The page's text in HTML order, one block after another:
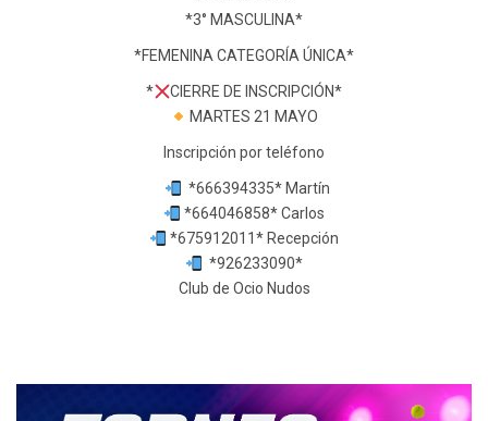
*3° MASCULINA*
*FEMENINA CATEGORÍA ÚNICA*
*
CIERRE DE INSCRIPCIÓN*
MARTES 21 MAYO
Inscripción por teléfono
*666394335* Martín
*664046858* Carlos
*675912011* Recepción
*926233090*
Club de Ocio Nudos